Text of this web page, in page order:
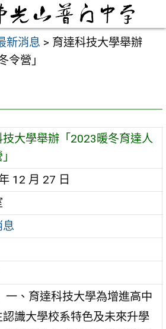
新消息 > 育達科技大學舉辦
令營」
技大學舉辦「2023暖冬育達人
12 月 27 日
息
一、育達科技大學為增進高中
認識大學校系特色及未來升學